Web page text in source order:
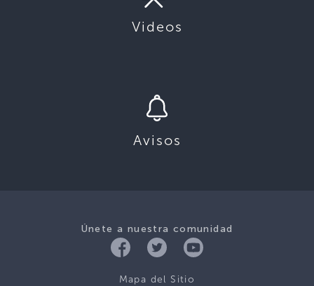
Videos
Avisos
Únete a nuestra comunidad
Mapa del Sitio